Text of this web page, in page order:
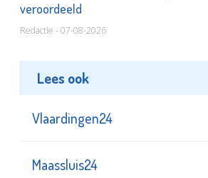
veroordeeld
Redactie - 07-08-2026
Lees ook
Vlaardingen24
Maassluis24